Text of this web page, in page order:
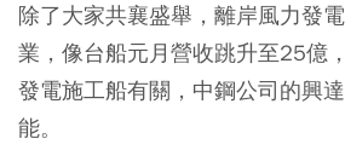
除了大家共襄盛舉，離岸風力發
業，像台船元月營收跳升至25億
發電施工船有關，中鋼公司的興
能。